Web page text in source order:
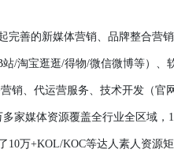
完善的新媒体营销、品牌整合营
站/淘宝逛逛/得物/微信微博等）、
销、代运营服务、技术开发（
多家媒体资源覆盖全行业全区域，
10万+KOL/KOC等达人素人资源